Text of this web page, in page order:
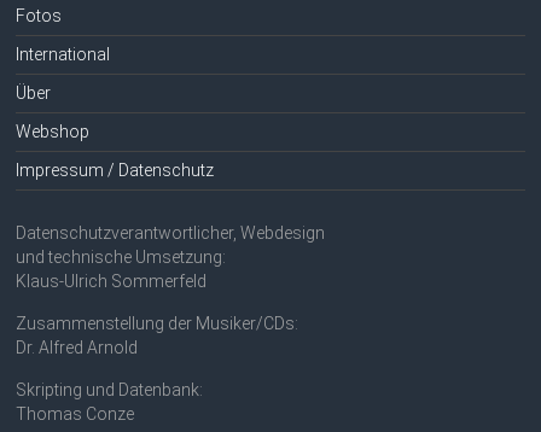
Fotos
International
Über
Webshop
Impressum / Datenschutz
Datenschutzverantwortlicher, Webdesign
und technische Umsetzung:
Klaus-Ulrich Sommerfeld
Zusammenstellung der Musiker/CDs:
Dr. Alfred Arnold
Skripting und Datenbank:
Thomas Conze